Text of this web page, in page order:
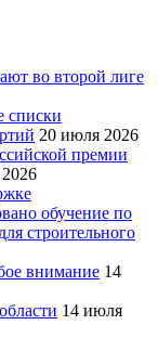
во второй лиге
списки
20 июля 2026
премии
обучение по
строительного
внимание 14
14 июля